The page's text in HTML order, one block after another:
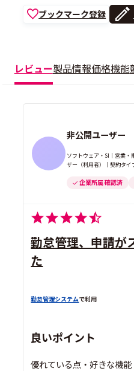
ブックマーク登録
レビュー製品情報価格機能
非公開ユーザー
ソフトウェア・SI｜営業・
ザー（利用者）｜契約タイ
企業所属 確認済
勤怠管理、申請が
た
勤怠管理システムで利用
良いポイント
優れている点・好きな機能